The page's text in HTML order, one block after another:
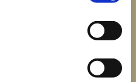
også kunne